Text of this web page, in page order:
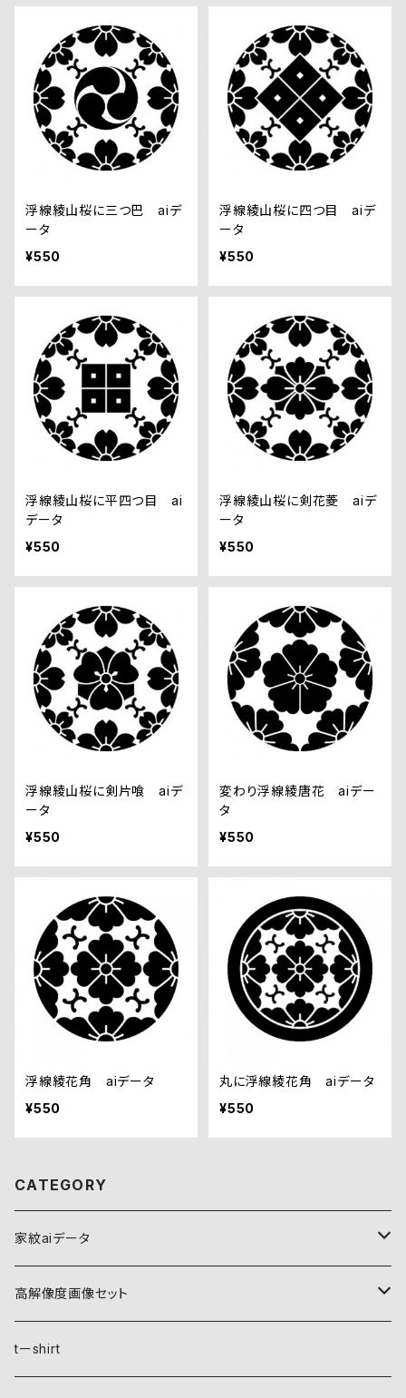
浮線綾山桜に三つ巴 aiデ
ータ
¥550
浮線綾山桜に四つ目 aiデ
ータ
¥550
浮線綾山桜に平四つ目 ai
データ
¥550
浮線綾山桜に剣花菱 aiデ
ータ
¥550
浮線綾山桜に剣片喰 aiデ
ータ
¥550
変わり浮線綾唐花 aiデー
タ
¥550
浮線綾花角 aiデータ
¥550
丸に浮線綾花角 aiデータ
¥550
CATEGORY
家紋aiデータ
自然紋
稲妻
植物紋
高解像度画像セット
自然紋
tーshirt